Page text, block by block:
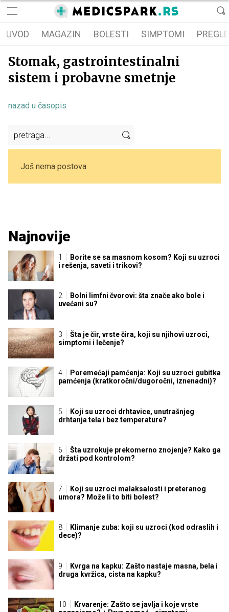
UVOD MAGAZIN BOLESTI SIMPTOMI
Stomak, gastrointestinalni
sistem i probavne smetnje
nazad u časopis
Još nema postova
Najnovije
Borite se sa masnom kosom? Koji su uzroci
i rešenja, saveti i trikovi?
Bolni limfni čvorovi: šta znače ako bole i
uvećani su?
Šta je čir, vrste čira, koji su njihovi uzroci,
simptomi i lečenje?
Poremećaji pamćenja: Koji su uzroci gubitka
pamćenja (kratkoročni/dugoročni, iznenadni)?
Koji su uzroci drhtavice, unutrašnjeg
drhtanja tela i bez temperature?
Šta uzrokuje prekomerno znojenje? Kako ga
držati pod kontrolom?
Koji su uzroci malaksalosti i preteranog
umora? Može li to biti bolest?
Klimanje zuba: koji su uzroci (kod odraslih i
dece)?
Kvrga na kapku: Zašto nastaje masna, bela i
druga kvržica, cista na kapku?
Krvarenje: Zašto se javlja i koje vrste